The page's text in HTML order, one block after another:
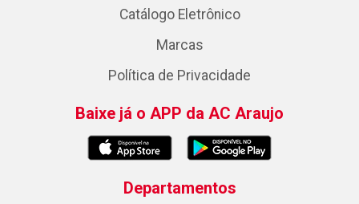
Catálogo Eletrônico
Marcas
Política de Privacidade
Baixe já o APP da AC Araujo
Departamentos